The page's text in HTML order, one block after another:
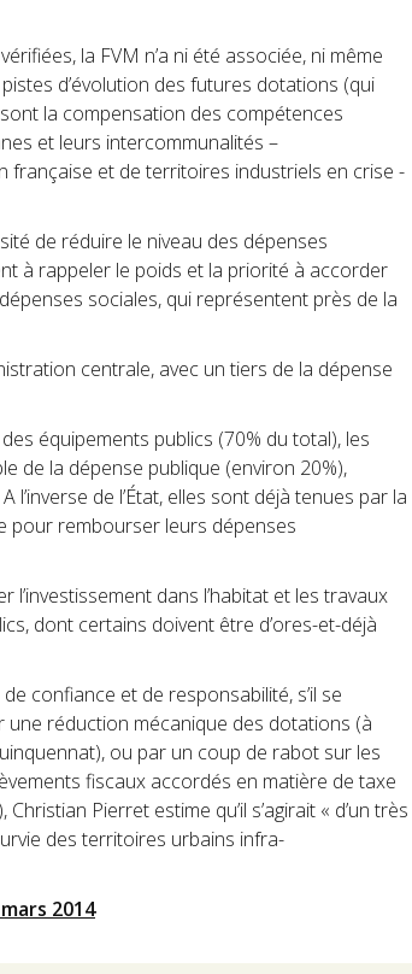
la FVM n’a ni été associée, ni même
d’évolution des futures dotations (qui
la compensation des compétences
et leurs intercommunalités –
française et de territoires industriels en crise -
de réduire le niveau des dépenses
à rappeler le poids et la priorité à accorder
sociales, qui représentent près de la
centrale, avec un tiers de la dépense
équipements publics (70% du total), les
de la dépense publique (environ 20%),
de l’État, elles sont déjà tenues par la
pour rembourser leurs dépenses
l’investissement dans l’habitat et les travaux
dont certains doivent être d’ores-et-déjà
confiance et de responsabilité, s’il se
réduction mécanique des dotations (à
ou par un coup de rabot sur les
fiscaux accordés en matière de taxe
Pierret estime qu’il s’agirait « d’un très
des territoires urbains infra-
2014